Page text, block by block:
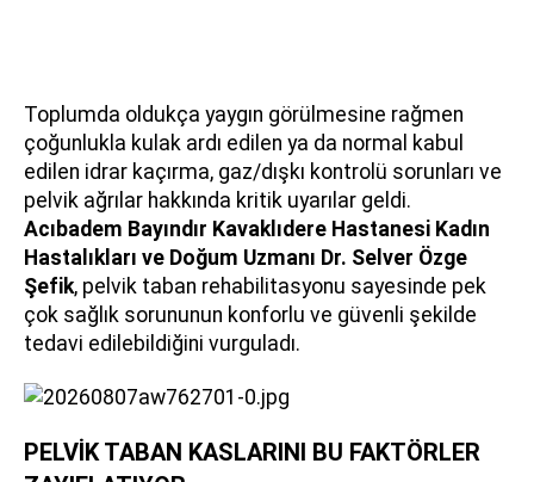
Toplumda oldukça yaygın görülmesine rağmen
çoğunlukla kulak ardı edilen ya da normal kabul
edilen idrar kaçırma, gaz/dışkı kontrolü sorunları ve
pelvik ağrılar hakkında kritik uyarılar geldi.
Acıbadem Bayındır Kavaklıdere Hastanesi Kadın
Hastalıkları ve Doğum Uzmanı Dr. Selver Özge
Şefik, pelvik taban rehabilitasyonu sayesinde pek
çok sağlık sorununun konforlu ve güvenli şekilde
tedavi edilebildiğini vurguladı.
PELVİK TABAN KASLARINI BU FAKTÖRLER